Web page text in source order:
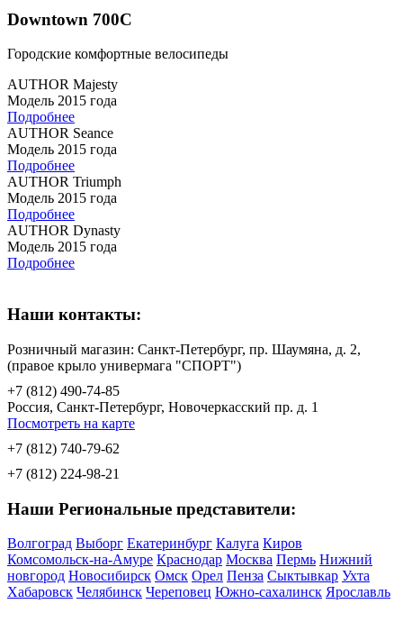
Downtown 700C
Городские комфортные велосипеды
AUTHOR Majesty
Модель 2015 года
Подробнее
AUTHOR Seance
Модель 2015 года
Подробнее
AUTHOR Triumph
Модель 2015 года
Подробнее
AUTHOR Dynasty
Модель 2015 года
Подробнее
Наши контакты:
Розничный магазин: Санкт-Петербург, пр. Шаумяна, д. 2,
(правое крыло универмага "СПОРТ")
+7 (812) 490-74-85
Россия, Санкт-Петербург, Новочеркасский пр. д. 1
Посмотреть на карте
+7 (812) 740-79-62
+7 (812) 224-98-21
Наши Региональные представители:
Волгоград Выборг Екатеринбург Калуга Киров
Комсомольск-на-Амуре Краснодар Москва Пермь Нижний
новгород Новосибирск Омск Орел Пенза Сыктывкар Ухта
Хабаровск Челябинск Череповец Южно-сахалинск Ярославль